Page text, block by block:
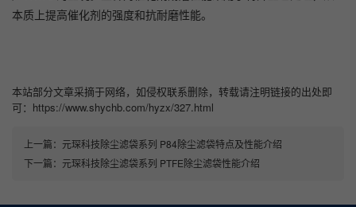
本质上提高催化剂的强度和抗耐磨性能。
本站部分文章采摘于网络，如侵权联系删除，转载请注明链接的出处即
可：https://www.shychb.com/hyzx/327.html
上一篇： 元琛科技除尘滤袋系列 P84除尘滤袋特点及性能介绍
下一篇： 元琛科技除尘滤袋系列 PTFE除尘滤袋性能介绍